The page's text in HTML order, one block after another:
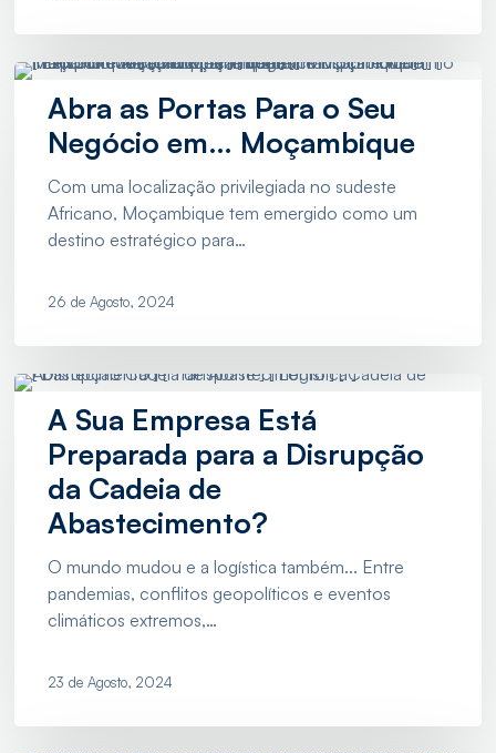
Abra
Portas
Negócio
Abra as Portas Para o Seu
Negócio em… Moçambique
Com uma localização privilegiada no sudeste
Africano, Moçambique tem emergido como um
destino estratégico para…
26 de Agosto, 2024
A
Empresa
Preparada
Disrupção
Cadeia
Abastecimento?
A Sua Empresa Está
Preparada para a Disrupção
da Cadeia de
Abastecimento?
O mundo mudou e a logística também... Entre
pandemias, conflitos geopolíticos e eventos
climáticos extremos,…
23 de Agosto, 2024